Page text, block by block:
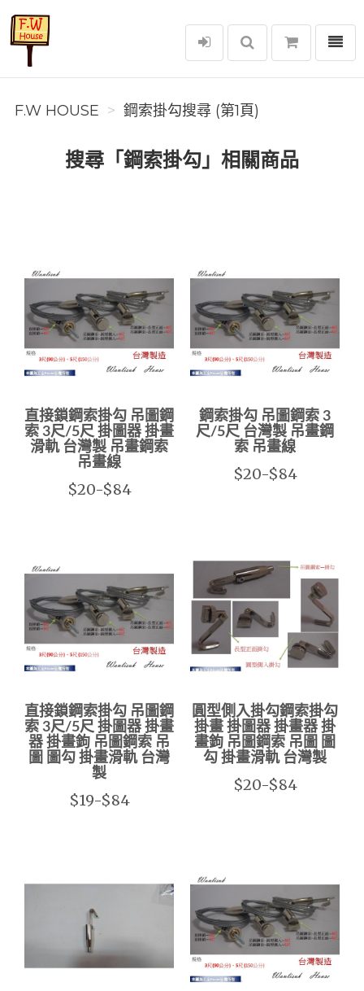
F.W House
選單
F.W HOUSE 鋼索掛勾搜尋 (第1頁)
搜尋「鋼索掛勾」相關商品
直接鎖鋼索掛勾 吊圖鋼
索 3尺/5尺 掛圖器 掛畫
滑軌 台灣製 吊畫鋼索
吊畫線
$20-$84
鋼索掛勾 吊圖鋼索 3
尺/5尺 台灣製 吊畫鋼
索 吊畫線
$20-$84
直接鎖鋼索掛勾 吊圖鋼
索 3尺/5尺 掛圖器 掛畫
器 掛畫鉤 吊圖鋼索 吊
圖 圖勾 掛畫滑軌 台灣
製
$19-$84
圓型側入掛勾鋼索掛勾
掛畫 掛圖器 掛畫器 掛
畫鉤 吊圖鋼索 吊圖 圖
勾 掛畫滑軌 台灣製
$20-$84